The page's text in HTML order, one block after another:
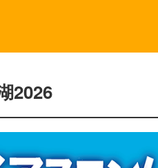
2026